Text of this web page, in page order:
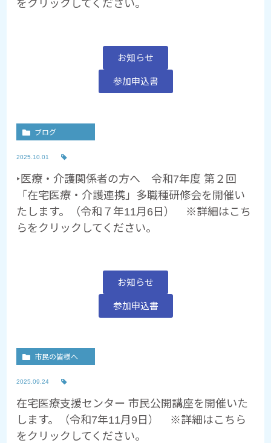
をクリックしてください。
お知らせ
参加申込書
ブログ
2025.10.01
‣医療・介護関係者の方へ 令和7年度 第２回
「在宅医療・介護連携」多職種研修会を開催い
たします。（令和７年11月6日） ※詳細はこち
らをクリックしてください。
お知らせ
参加申込書
市民の皆様へ
2025.09.24
在宅医療支援センター 市民公開講座を開催いた
します。（令和7年11月9日） ※詳細はこちら
をクリックしてください。